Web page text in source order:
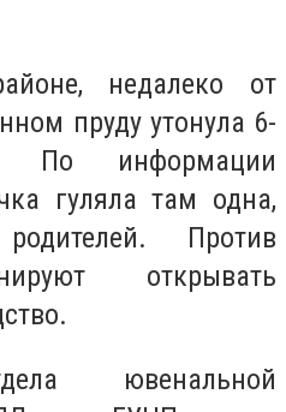
недалеко от
пруду утонула 6-
По информации
гуляла там одна,
Против
открывать
ювенальной